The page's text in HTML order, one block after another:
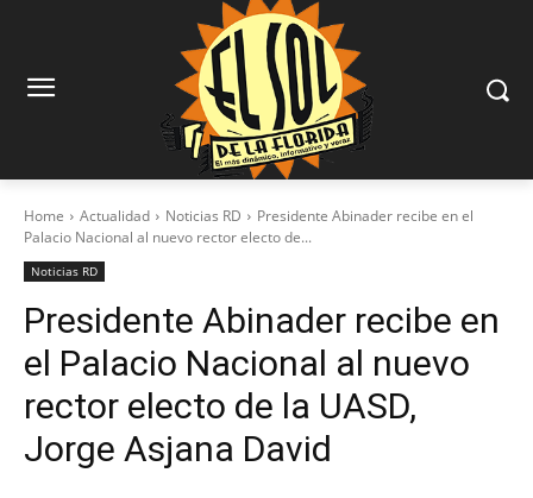
Home Actualidad Noticias RD
Presidente Abinader recibe en el
Palacio Nacional al nuevo rector electo de...
Noticias RD
Presidente Abinader recibe en
el Palacio Nacional al nuevo
rector electo de la UASD,
Jorge Asjana David